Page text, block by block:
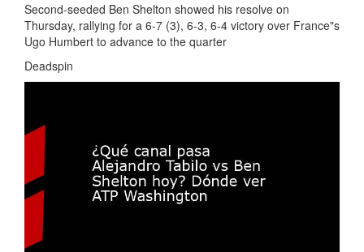
Second-seeded Ben Shelton showed his resolve on
Thursday, rallying for a 6-7 (3), 6-3, 6-4 victory over France"s
Ugo Humbert to advance to the quarter
Deadspin